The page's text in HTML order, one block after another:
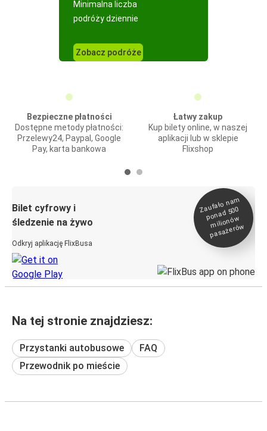
Minimalna liczba
podróży dziennie
Zobacz podróże
Bezpieczne płatności
Dostępne metody płatności:
Przelewy24, Paypal, Google
Pay, karta bankowa
Łatwy zakup
Kup bilety online, w naszej
aplikacji lub w sklepie
Flixshop
Bilet cyfrowy i
śledzenie na żywo
Odkryj aplikację FlixBusa
Zaufało na
m
ponad 500
milionó
w
pasażeró
w
Na tej stronie znajdziesz:
Przystanki autobusowe
FAQ
Przewodnik po mieście